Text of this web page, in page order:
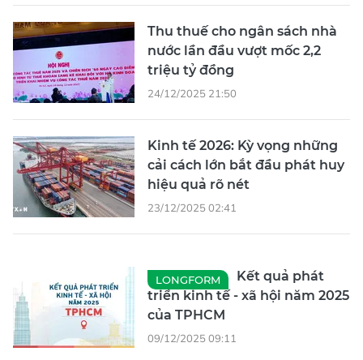
Thu thuế cho ngân sách nhà
nước lần đầu vượt mốc 2,2
triệu tỷ đồng
24/12/2025 21:50
Kinh tế 2026: Kỳ vọng những
cải cách lớn bắt đầu phát huy
hiệu quả rõ nét
23/12/2025 02:41
LONGFORM
Kết quả phát
triển kinh tế - xã hội năm 2025
của TPHCM
09/12/2025 09:11